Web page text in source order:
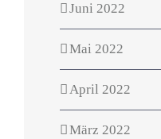
Juni 2022
Mai 2022
April 2022
März 2022